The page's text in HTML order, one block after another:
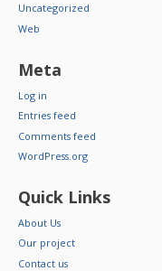
Uncategorized
Web
Meta
Log in
Entries feed
Comments feed
WordPress.org
Quick Links
About Us
Our project
Contact us